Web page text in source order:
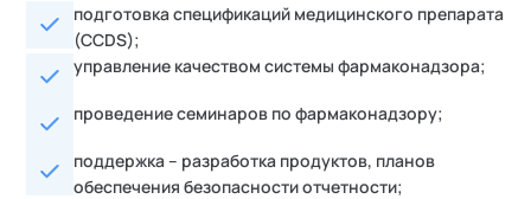
подготовка спецификаций медицинского препарата
(CCDS);
управление качеством системы фармаконадзора;
проведение семинаров по фармаконадзору;
поддержка – разработка продуктов, планов
обеспечения безопасности отчетности;